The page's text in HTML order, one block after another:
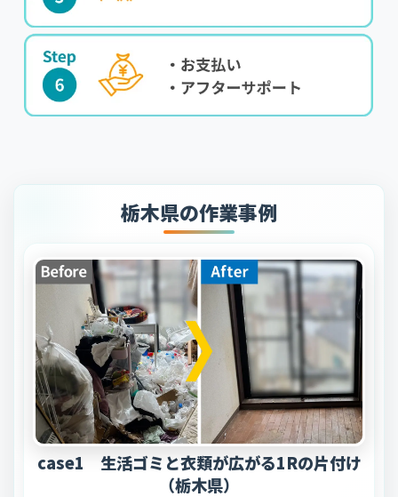
栃木県の作業事例
case1 生活ゴミと衣類が広がる1Rの片付け
（栃木県）